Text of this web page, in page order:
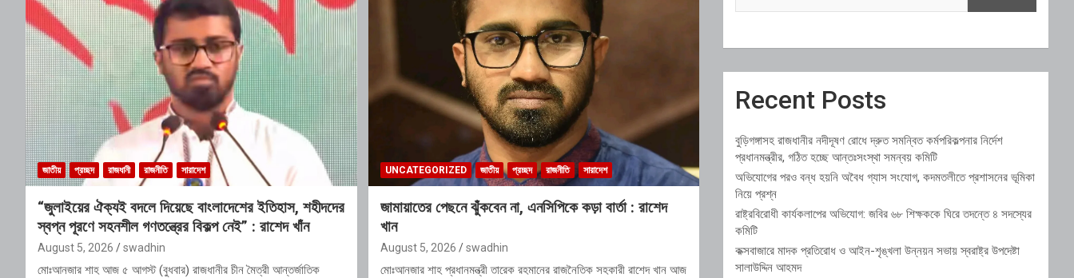
জাতীয় প্রচ্ছদ রাজধানী রাজনীতি সারাদেশ
“জুলাইয়ের ঐক্যই বদলে দিয়েছে বাংলাদেশের ইতিহাস, শহীদদের
স্বপ্ন পূরণে সহনশীল গণতন্ত্রের বিকল্প নেই” : রাশেদ খাঁন
August 5, 2026 swadhin
মোঃআনজার শাহ আজ ৫ আগস্ট (বুধবার) রাজধানীর চীন মৈত্রী আন্তর্জাতিক
UNCATEGORIZED জাতীয় প্রচ্ছদ রাজনীতি সারাদেশ
জামায়াতের পেছনে ঝুঁকবেন না, এনসিপিকে কড়া বার্তা : রাশেদ
খান
August 5, 2026 swadhin
মোঃআনজার শাহ প্রধানমন্ত্রী তারেক রহমানের রাজনৈতিক সহকারী রাশেদ খান আজ
Recent Posts
বুড়িগঙ্গাসহ রাজধানীর নদীদূষণ রোধে দ্রুত সমন্বিত কর্মপরিকল্পনার নির্দেশ
প্রধানমন্ত্রীর, গঠিত হচ্ছে আন্তঃসংস্থা সমন্বয় কমিটি
অভিযোগের পরও বন্ধ হয়নি অবৈধ গ্যাস সংযোগ, কদমতলীতে প্রশাসনের ভূমিকা
নিয়ে প্রশ্ন
রাষ্ট্রবিরোধী কার্যকলাপের অভিযোগ: জবির ৬৮ শিক্ষককে ঘিরে তদন্তে ৪ সদস্যের
কমিটি
কক্সবাজারে মাদক প্রতিরোধ ও আইন-শৃঙ্খলা উন্নয়ন সভায় স্বরাষ্ট্র উপদেষ্টা
সালাউদ্দিন আহমদ